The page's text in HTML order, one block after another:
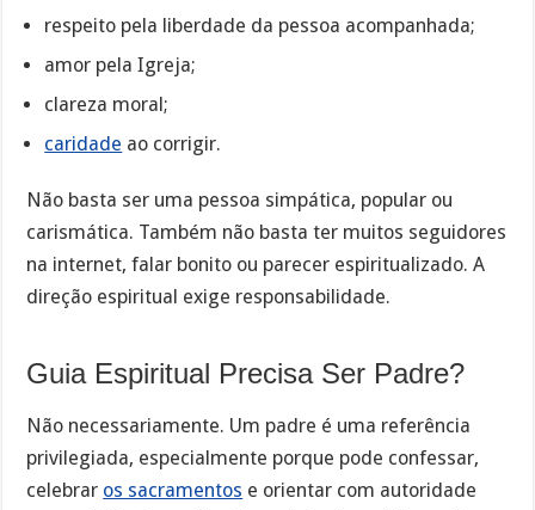
respeito pela liberdade da pessoa acompanhada;
amor pela Igreja;
clareza moral;
caridade ao corrigir.
Não basta ser uma pessoa simpática, popular ou
carismática. Também não basta ter muitos seguidores
na internet, falar bonito ou parecer espiritualizado. A
direção espiritual exige responsabilidade.
Guia Espiritual Precisa Ser Padre?
Não necessariamente. Um padre é uma referência
privilegiada, especialmente porque pode confessar,
celebrar os sacramentos e orientar com autoridade